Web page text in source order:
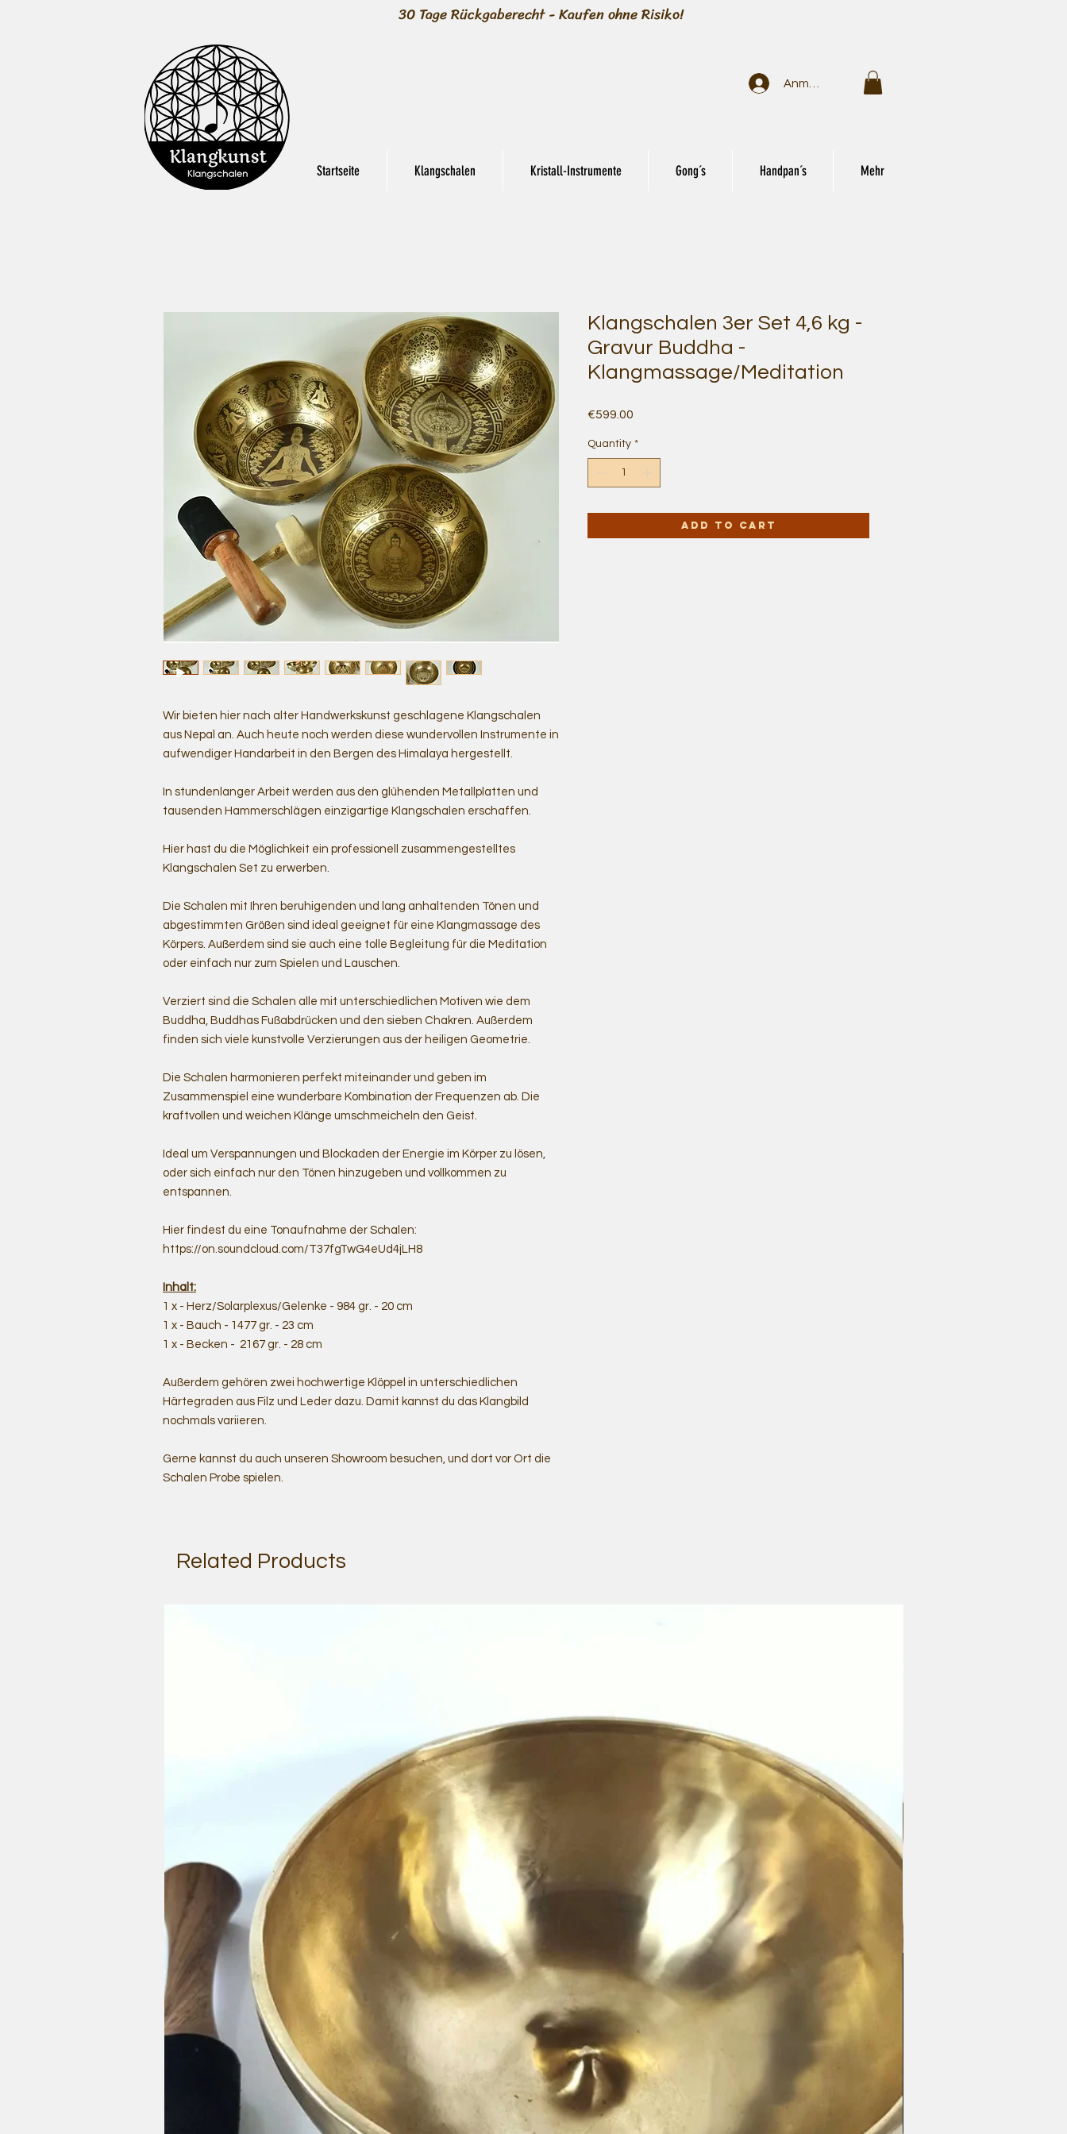
30 Tage Rückgaberecht - Kaufen ohne Risiko!
Anmelden
Startseite Klangschalen Kristall-Instrumente Gong´s Handpan´s Mehr
Wir bieten hier nach alter Handwerkskunst geschlagene Klangschalen
aus Nepal an. Auch heute noch werden diese wundervollen Instrumente in
aufwendiger Handarbeit in den Bergen des Himalaya hergestellt.
In stundenlanger Arbeit werden aus den glühenden Metallplatten und
tausenden Hammerschlägen einzigartige Klangschalen erschaffen.
Hier hast du die Möglichkeit ein professionell zusammengestelltes
Klangschalen Set zu erwerben.
Die Schalen mit Ihren beruhigenden und lang anhaltenden Tönen und
abgestimmten Größen sind ideal geeignet für eine Klangmassage des
Körpers. Außerdem sind sie auch eine tolle Begleitung für die Meditation
oder einfach nur zum Spielen und Lauschen.
Verziert sind die Schalen alle mit unterschiedlichen Motiven wie dem
Buddha, Buddhas Fußabdrücken und den sieben Chakren. Außerdem
finden sich viele kunstvolle Verzierungen aus der heiligen Geometrie.
Die Schalen harmonieren perfekt miteinander und geben im
Zusammenspiel eine wunderbare Kombination der Frequenzen ab. Die
kraftvollen und weichen Klänge umschmeicheln den Geist.
Ideal um Verspannungen und Blockaden der Energie im Körper zu lösen,
oder sich einfach nur den Tönen hinzugeben und vollkommen zu
entspannen.
Hier findest du eine Tonaufnahme der Schalen:
https://on.soundcloud.com/T37fgTwG4eUd4jLH8
Inhalt:
1 x - Herz/Solarplexus/Gelenke - 984 gr. - 20 cm
1 x - Bauch - 1477 gr. - 23 cm
1 x - Becken - 2167 gr. - 28 cm
Außerdem gehören zwei hochwertige Klöppel in unterschiedlichen
Härtegraden aus Filz und Leder dazu. Damit kannst du das Klangbild
nochmals variieren.
Gerne kannst du auch unseren Showroom besuchen, und dort vor Ort die
Schalen Probe spielen.
Klangschalen 3er Set 4,6 kg -
Gravur Buddha -
Klangmassage/Meditation
€599.00
Quantity *
Add to Cart
Related Products